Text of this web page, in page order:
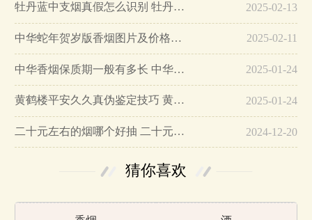
牡丹蓝中支烟真假怎么识别 牡丹蓝中支烟真假鉴别带图… 2025-02-13
中华蛇年贺岁版香烟图片及价格大全… 2025-02-11
中华香烟保质期一般有多长 中华香烟保质期在哪里看的… 2025-01-24
黄鹤楼平安久久真伪鉴定技巧 黄鹤楼平安久久二维码在哪里… 2025-01-24
二十元左右的烟哪个好抽 二十元左右的香烟排行榜最新款… 2024-12-20
猜你喜欢